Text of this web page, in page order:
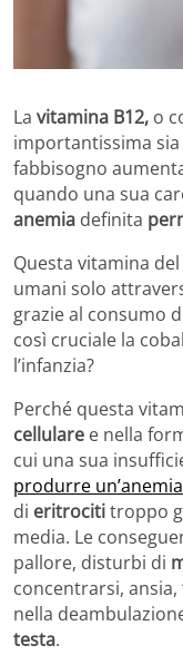
La vitamina B12, o
importantissima
fabbisogno
quando una sua
anemia definita
Questa vitamina
umani solo
grazie al consumo
così cruciale la
l’infanzia?
Perché questa
cellulare e nella
cui una sua
produrre un’anemia
di eritrocititroppo
media. Le
pallore, disturbi di
concentrarsi, ansia,
nella
testa.